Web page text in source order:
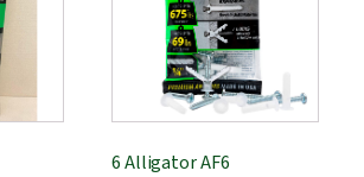
6 Alligator AF6